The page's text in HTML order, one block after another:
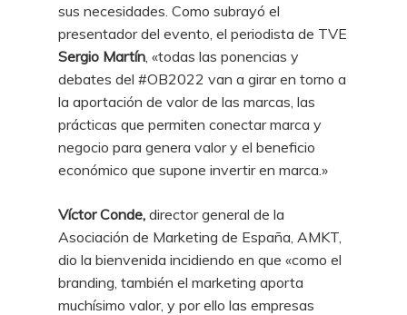
sus necesidades. Como subrayó el
presentador del evento, el periodista de TVE
Sergio Martín , «todas las ponencias y
debates del #OB2022 van a girar en torno a
la aportación de valor de las marcas, las
prácticas que permiten conectar marca y
negocio para genera valor y el beneficio
económico que supone invertir en marca.»
Víctor Conde, director general de la
Asociación de Marketing de España, AMKT,
dio la bienvenida incidiendo en que «como el
branding, también el marketing aporta
muchísimo valor, y por ello las empresas